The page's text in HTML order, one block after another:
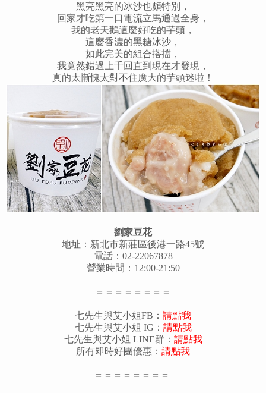
黑亮黑亮的冰沙也頗特別，
回家才吃第一口電流立馬通過全身，
我的老天鵝這麼好吃的芋頭，
這麼香濃的黑糖冰沙，
如此完美的組合搭擋，
我竟然錯過上千回直到現在才發現，
真的太慚愧太對不住廣大的芋頭迷啦！
劉家豆花
地址：新北市新莊區後港一路45號
電話：02-22067878
營業時間：12:00-21:50
＝＝＝＝＝＝＝＝
七先生與艾小姐FB： 請點我
七先生與艾小姐 IG： 請點我
七先生與艾小姐 LINE群： 請點我
所有即時好團優惠： 請點我
＝＝＝＝＝＝＝＝